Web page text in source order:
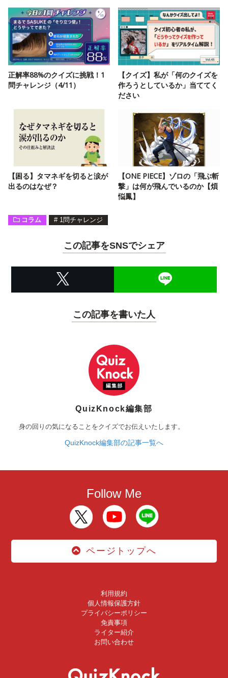
正解率88%のクイズに挑戦！1
問チャレンジ（4/11）
【クイズ】私が「何のクイズを
作ろうとしているか」当ててく
ださい
【困る】タマネギを切ると涙が
出るのはなぜ？
【ONE PIECE】ゾロの「飛ぶ斬
撃」は何が飛んでいるのか【煩
悩鳳】
コラム # 1問チャレンジ
この記事をSNSでシェア
この記事を書いた人
QuizKnock編集部
身の回りの気になることをクイズでお伝えいたします。
QuizKnock編集部の記事一覧へ
Follow Me
ページトップへ
利用規約
個人情報保護方針
プライバシーポリシー
免責事項
ライター紹介
お問い合わせ